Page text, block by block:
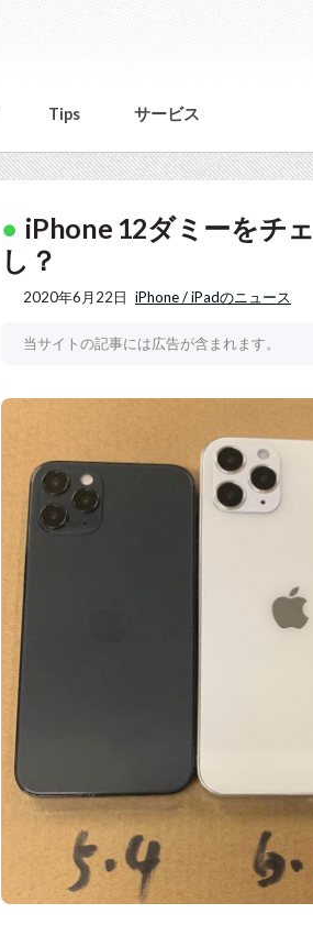
Tips サービス
iPhone 12ダミーをチ
し？
2020年6月22日 iPhone / iPadのニュース
当サイトの記事には広告が含まれます。